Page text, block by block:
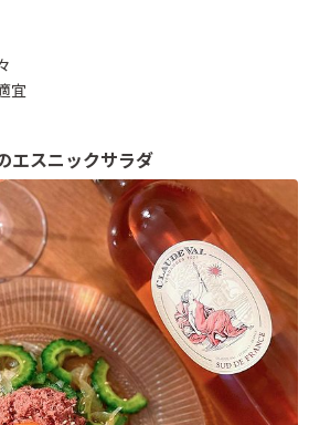
宜
エスニックサラダ